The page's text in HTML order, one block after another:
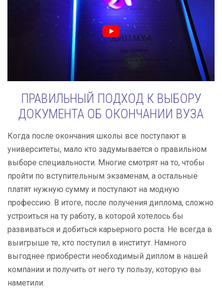
ПРАВИЛЬНЫЙ ПОДХОД К ВЫБОРУ
ДОКУМЕНТА ОБ ОКОНЧАНИИ ВУЗА
Когда после окончания школы все поступают в
университеты, мало кто задумывается о правильном
выборе специальности. Многие смотрят на то, чтобы
пройти по вступительным экзаменам, а остальные
платят нужную сумму и поступают на модную
профессию. В итоге, после получения диплома, сложно
устроиться на ту работу, в которой хотелось бы
развиваться и добиться карьерного роста. Не всегда в
выигрыше те, кто поступил в институт. Намного
выгоднее приобрести необходимый диплом в нашей
компании и получить от него ту пользу, которую вы
наметили.